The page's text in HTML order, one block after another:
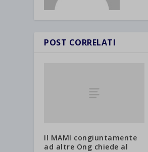
POST CORRELATI
Il MAMI congiuntamente
ad altre Ong chiede al